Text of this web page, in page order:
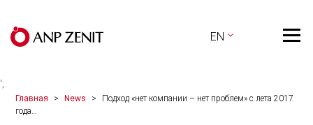
';
EN
Главная News
Подход «нет компании – нет проблем» с лета 2017
года…